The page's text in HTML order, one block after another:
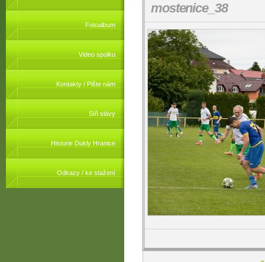
Fotoalbum
Video spolku
Kontakty / Pište nám
Síň slávy
Historie Dukly Hranice
Odkazy / ke stažení
mostenice_38